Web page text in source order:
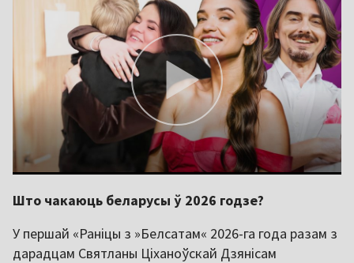
Што чакаюць беларусы ў 2026 годзе?
У першай «Раніцы з »Белсатам« 2026-га года разам з
дарадцам Святланы Ціханоўскай Дзянісам